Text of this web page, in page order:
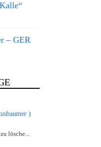
– GER
)
lösche...